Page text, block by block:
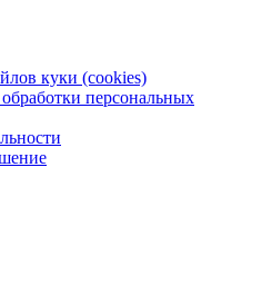
куки (cookies)
персональных